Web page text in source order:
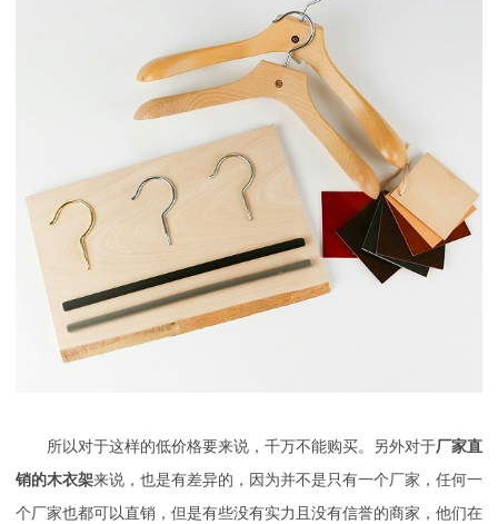
所以对于这样的低价格要来说，千万不能购买。另外对于厂家直
销的木衣架来说，也是有差异的，因为并不是只有一个厂家，任何一
个厂家也都可以直销，但是有些没有实力且没有信誉的商家，他们在